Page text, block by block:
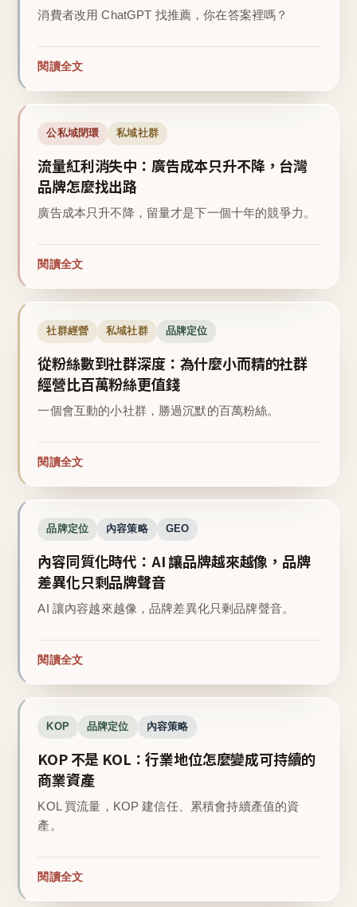
消費者改用 ChatGPT 找推薦，你在答案裡嗎？
閱讀全文
公私域閉環 私域社群
流量紅利消失中：廣告成本只升不降，台灣
品牌怎麼找出路
廣告成本只升不降，留量才是下一個十年的競爭力。
閱讀全文
社群經營 私域社群 品牌定位
從粉絲數到社群深度：為什麼小而精的社群
經營比百萬粉絲更值錢
一個會互動的小社群，勝過沉默的百萬粉絲。
閱讀全文
品牌定位 內容策略 GEO
內容同質化時代：AI 讓品牌越來越像，品牌
差異化只剩品牌聲音
AI 讓內容越來越像，品牌差異化只剩品牌聲音。
閱讀全文
KOP 品牌定位 內容策略
KOP 不是 KOL：行業地位怎麼變成可持續的
商業資產
KOL 買流量，KOP 建信任、累積會持續產值的資
產。
閱讀全文